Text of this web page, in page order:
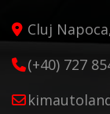
Cluj
(+40) 727